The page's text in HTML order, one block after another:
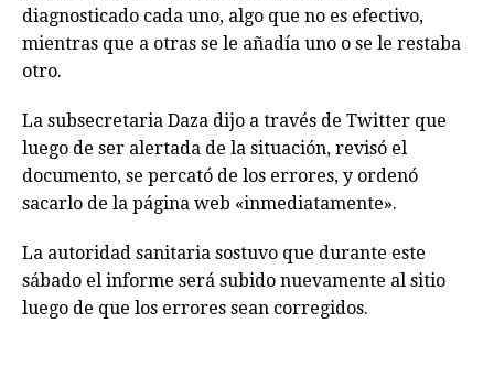
diagnosticado cada uno, algo que no es efectivo,
mientras que a otras se le añadía uno o se le restaba
otro.
La subsecretaria Daza dijo a través de Twitter que
luego de ser alertada de la situación, revisó el
documento, se percató de los errores, y ordenó
sacarlo de la página web «inmediatamente».
La autoridad sanitaria sostuvo que durante este
sábado el informe será subido nuevamente al sitio
luego de que los errores sean corregidos.